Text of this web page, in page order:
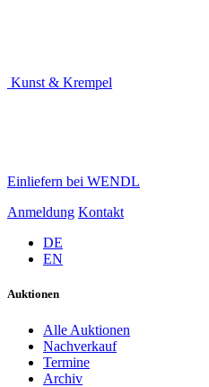
Kunst & Krempel
Einliefern bei WENDL
Anmeldung Kontakt
DE
EN
Auktionen
Alle Auktionen
Nachverkauf
Termine
Archiv